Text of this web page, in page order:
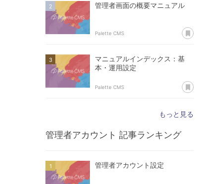
管理者画面の概要マニュアル
Palette CMS あ
マニュアルインデックス：基
本・運用設定
Palette CMS あ
もっと見る
管理者アカウント 記事ランキング
管理者アカウント設定